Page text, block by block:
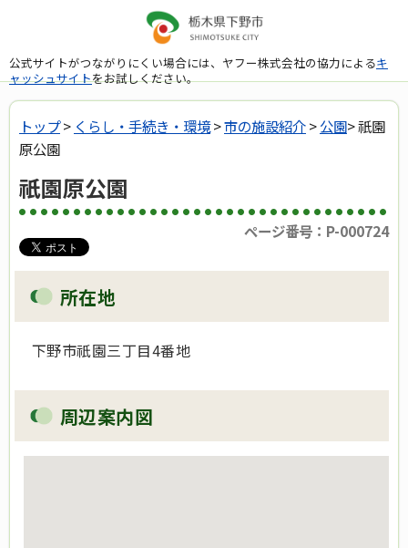
公式サイトがつながりにくい場合には、ヤフー株式会社の協力によるキ
ャッシュサイトをお試しください。
トップ> くらし・手続き・環境>市の施設紹介>公園> 祇園
原公園
祇園原公園
ページ番号：P-000724
所在地
下野市祇園三丁目4番地
周辺案内図